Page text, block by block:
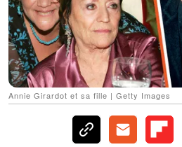
Annie Girardot et sa fille | Getty Images